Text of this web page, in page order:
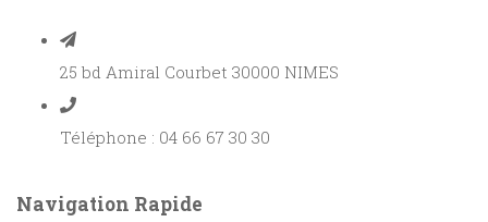
25 bd Amiral Courbet 30000 NIMES
Téléphone : 04 66 67 30 30
Navigation Rapide